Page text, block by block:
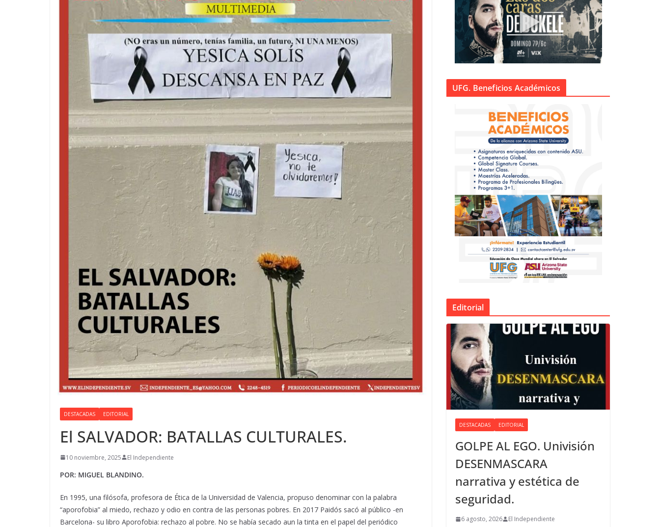
DESTACADAS EDITORIAL
El SALVADOR: BATALLAS CULTURALES.
10 noviembre, 2025 El Independiente
POR: MIGUEL BLANDINO.
En 1995, una filósofa, profesora de Ética de la Universidad de Valencia, propuso denominar con la palabra
“aporofobia” al miedo, rechazo y odio en contra de las personas pobres. En 2017 Paidós sacó al público -en
Barcelona- su libro Aporofobia: rechazo al pobre. No se había secado aun la tinta en el papel del periódico
UFG. Beneficios Académicos
Editorial
DESTACADAS EDITORIAL
GOLPE AL EGO. Univisión
DESENMASCARA
narrativa y estética de
seguridad.
6 agosto, 2026 El Independiente